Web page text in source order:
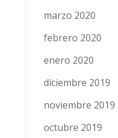
marzo 2020
febrero 2020
enero 2020
diciembre 2019
noviembre 2019
octubre 2019